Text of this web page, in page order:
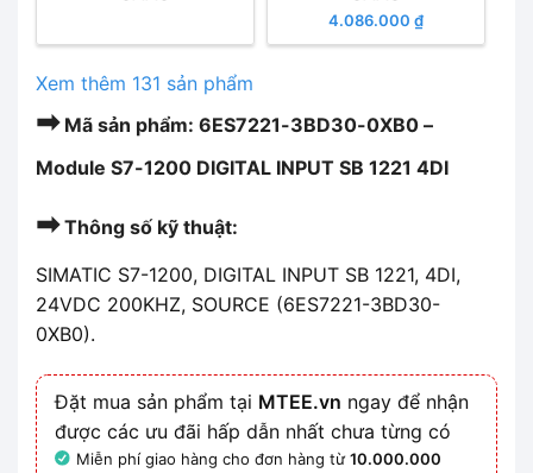
4.086.000 ₫
Xem thêm 131 sản phẩm
➡Mã sản phẩm: 6ES7221-3BD30-0XB0 –
Module S7-1200 DIGITAL INPUT SB 1221 4DI
➡Thông số kỹ thuật:
SIMATIC S7-1200, DIGITAL INPUT SB 1221, 4DI,
24VDC 200KHZ, SOURCE (6ES7221-3BD30-
0XB0).
Đặt mua sản phẩm tại MTEE.vn ngay để nhận
được các ưu đãi hấp dẫn nhất chưa từng có
Miễn phí giao hàng cho đơn hàng từ10.000.000